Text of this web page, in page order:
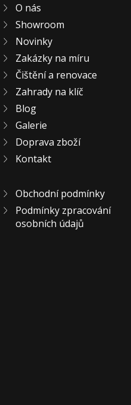
O nás
Showroom
Novinky
Zakázky na míru
Čištění a renovace
Zahrady na klíč
Blog
Galerie
Doprava zboží
Kontakt
Obchodní podmínky
Podmínky zpracování
osobních údajů